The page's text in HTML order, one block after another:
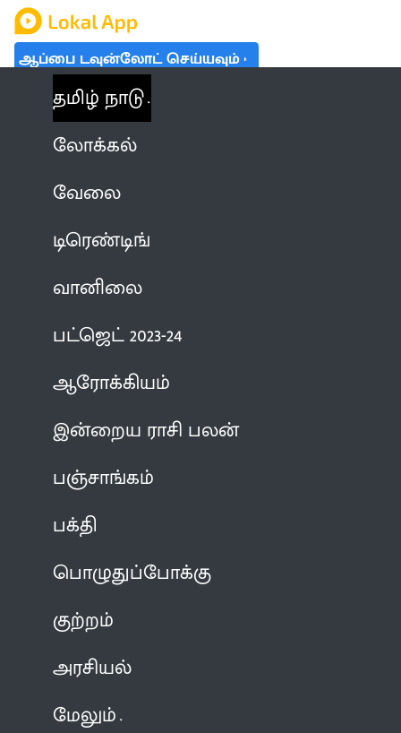
ஆப்பை டவுன்லோட் செய்யவும்
தமிழ் நாடு
லோக்கல்
வேலை
டிரெண்டிங்
வானிலை
பட்ஜெட் 2023-24
ஆரோக்கியம்
இன்றைய ராசி பலன்
பஞ்சாங்கம்
பக்தி
பொழுதுப்போக்கு
குற்றம்
அரசியல்
மேலும்